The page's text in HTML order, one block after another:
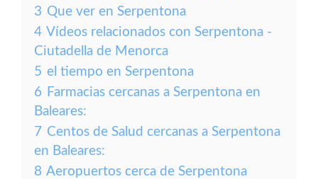
3 Que ver en Serpentona
4 Vídeos relacionados con Serpentona -
Ciutadella de Menorca
5 el tiempo en Serpentona
6 Farmacias cercanas a Serpentona en
Baleares:
7 Centos de Salud cercanas a Serpentona
en Baleares:
8 Aeropuertos cerca de Serpentona